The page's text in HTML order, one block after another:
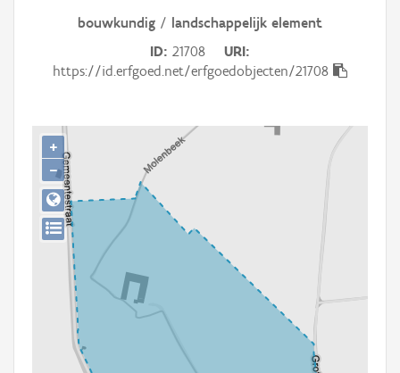
Gebeurtenis
Downloads
Hergebruik
Aanmelden
bouwkundig / landschappelijk element
ID 21708
URI
https://id.erfgoed.net/erfgoedobjecten/21708
+
−